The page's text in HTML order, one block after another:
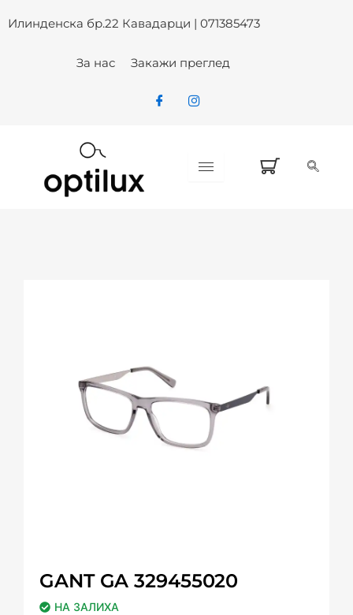
toИлинденска бр.22 Кавадарци | 071385473
За нас Закажи преглед
GANT GA 329455020
НА ЗАЛИХА